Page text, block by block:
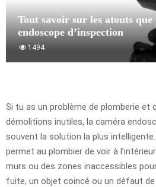
Tout savoir sur les atouts
endoscope d’inspection
1494
Si tu as un problème de plomberie et
démolitions inutiles, la caméra
souvent la solution la plus
permet au plombier de voir à
murs ou des zones inaccessibles
fuite, un objet coincé ou un défaut